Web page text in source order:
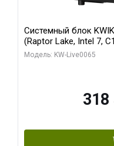
Системный блок
(Raptor Lake, Intel 7,
модуля)/ ASUS
Модель: KW-Live0065
318